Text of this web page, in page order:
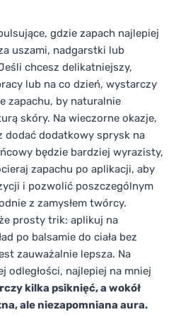
gdzie zapach najlepiej
uszami, nadgarstki lub
chcesz delikatniejszy,
lub na co dzień, wystarczy
zapachu, by naturalnie
skóry. Na wieczorne okazje,
dodać dodatkowy sprysk na
będzie bardziej wyrazisty,
zapachu po aplikacji, aby
i pozwolić poszczególnym
z zamysłem twórcy.
prosty trik: aplikuj na
po balsamie do ciała bez
zauważalnie lepsza. Na
odległości, najlepiej na mniej
kilka psiknięć, a wokół
ale niezapomniana aura.